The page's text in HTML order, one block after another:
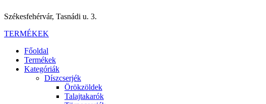
Székesfehérvár, Tasnádi u. 3.
TERMÉKEK
Főoldal
Termékek
Kategóriák
Díszcserjék
Örökzöldek
Talajtakarók